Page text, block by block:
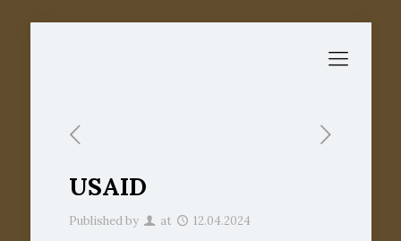
USAID
Published by at 12.04.2024